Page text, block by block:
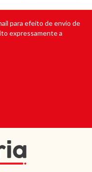
para efeito de envio de
expressamente a